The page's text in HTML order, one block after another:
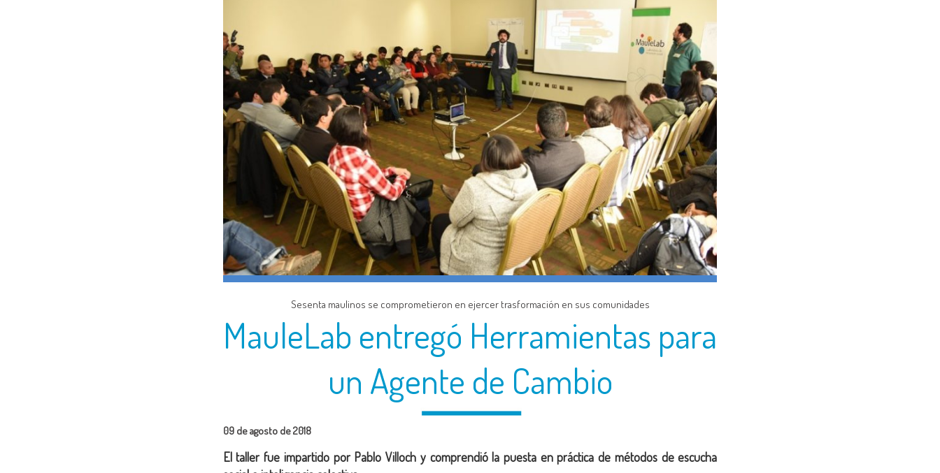
Sesenta maulinos se comprometieron en ejercer trasformación en sus comunidades
MauleLab entregó Herramientas para
un Agente de Cambio
09 de agosto de 2018
El taller fue impartido por Pablo Villoch y comprendió la puesta en práctica de métodos de escucha